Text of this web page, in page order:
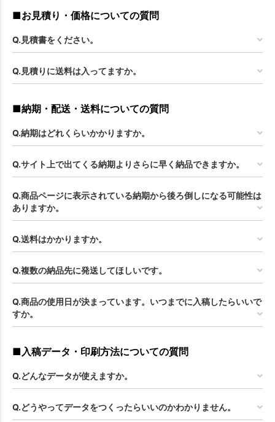
■お見積り・価格についての質問
Q.見積書をください。
Q.見積りに送料は入ってますか。
■納期・配送・送料についての質問
Q.納期はどれくらいかかりますか。
Q.サイト上で出てくる納期よりさらに早く納品できますか。
Q.商品ページに表示されている納期から後ろ倒しになる可能性は
ありますか。
Q.送料はかかりますか。
Q.複数の納品先に発送してほしいです。
Q.商品の使用日が決まっています。いつまでに入稿したらいいで
すか。
■入稿データ・印刷方法についての質問
Q.どんなデータが使えますか。
Q.どうやってデータをつくったらいいのかわかりません。